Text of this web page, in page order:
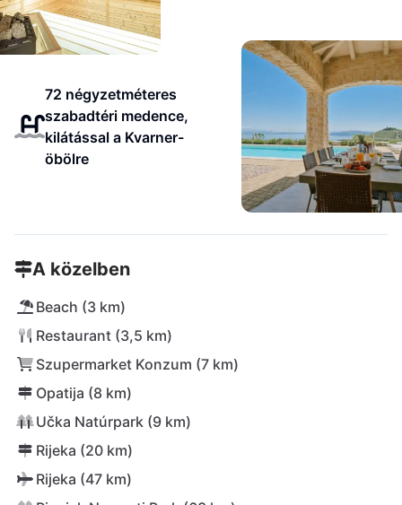
72 négyzetméteres
szabadtéri medence,
kilátással a Kvarner-
öbölre
A közelben
Beach (3 km)
Restaurant (3,5 km)
Szupermarket Konzum (7 km)
Opatija (8 km)
Učka Natúrpark (9 km)
Rijeka (20 km)
Rijeka (47 km)